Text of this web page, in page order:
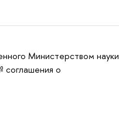
Министерством науки
соглашения о